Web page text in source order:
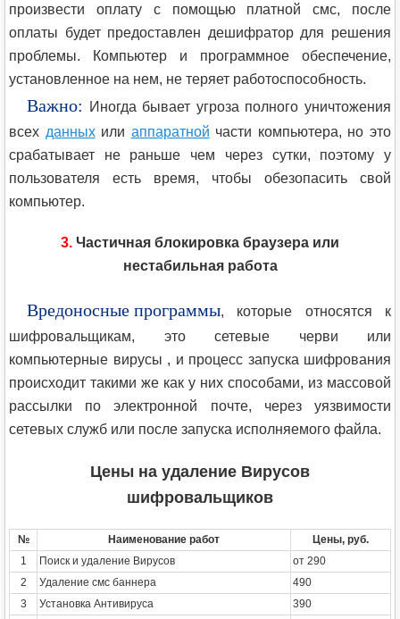
произвести оплату с помощью платной смс, после
оплаты будет предоставлен дешифратор для решения
проблемы. Компьютер и программное обеспечение,
установленное на нем, не теряет работоспособность.
Важно:
Иногда бывает угроза полного уничтожения
всех данныхили аппаратной части компьютера, но это
срабатывает не раньше чем через сутки, поэтому у
пользователя есть время, чтобы обезопасить свой
компьютер.
3. Частичная блокировка браузера или
нестабильная работа
Вредоносные программы, которые относятся к
шифровальщикам, это сетевые черви или
компьютерные вирусы , и процесс запуска шифрования
происходит такими же как у них способами, из массовой
рассылки по электронной почте, через уязвимости
сетевых служб или после запуска исполняемого файла.
Цены на удаление Вирусов
шифровальщиков
№ Наименование работ
Цены, руб.
1
Поиск и удаление Вирусов
от 290
2
Удаление смс баннера
490
3
Установка Антивируса
390